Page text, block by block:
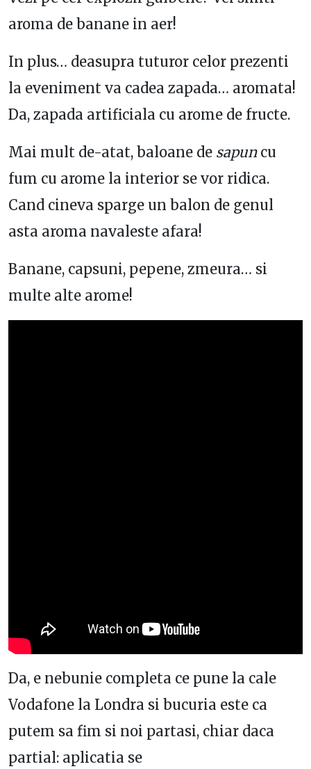
aroma de banane in aer!
In plus… deasupra tuturor celor prezenti
la eveniment va cadea zapada… aromata!
Da, zapada artificiala cu arome de fructe.
Mai mult de-atat, baloane de sapun cu
fum cu arome la interior se vor ridica.
Cand cineva sparge un balon de genul
asta aroma navaleste afara!
Banane, capsuni, pepene, zmeura… si
multe alte arome!
Da, e nebunie completa ce pune la cale
Vodafone la Londra si bucuria este ca
putem sa fim si noi partasi, chiar daca
partial: aplicatia se